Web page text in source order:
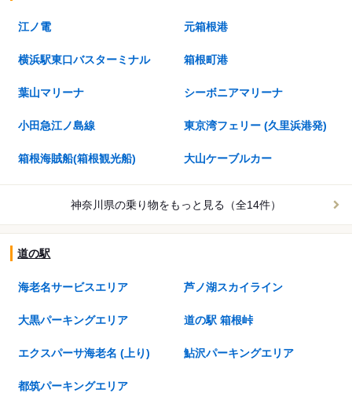
江ノ電 元箱根港
横浜駅東口バスターミナル 箱根町港
葉山マリーナ シーボニアマリーナ
小田急江ノ島線 東京湾フェリー (久里浜港発)
箱根海賊船(箱根観光船) 大山ケーブルカー
神奈川県の乗り物をもっと見る（全14件）
道の駅
海老名サービスエリア 芦ノ湖スカイライン
大黒パーキングエリア 道の駅 箱根峠
エクスパーサ海老名 (上り) 鮎沢パーキングエリア
都筑パーキングエリア